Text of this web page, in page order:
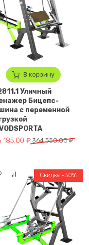
820,00 ₽.
В корзину
Уличный
Бицепс-
с переменной
364 550,00₽
цена
185,00 ₽
цена: 255 185,00 ₽.
Скидка -30%